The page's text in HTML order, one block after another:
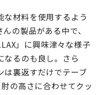
材料を使用するよう
の製品がある中で、
」に興味津々な様子
なるのも良し。さら
は裏返すだけでテーブ
の高さに合わせてクッ